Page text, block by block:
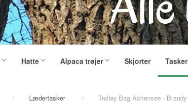
Hatte Alpaca trøjer Skjorter Tasker
Lædertasker Trolley Bag Achensee - Brandy